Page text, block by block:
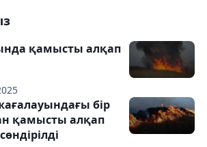
қамысты алқап
бір
қамысты алқап